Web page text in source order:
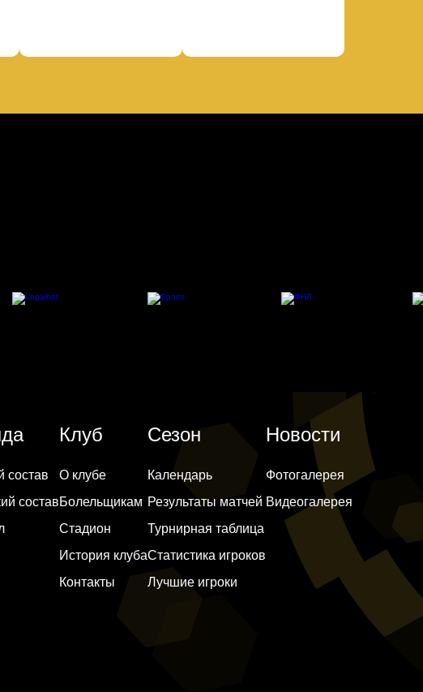
состав
состав
Клуб
О клубе
Болельщикам
Стадион
История клуба
Контакты
Сезон
Календарь
Результаты матчей
Турнирная таблица
Статистика игроков
Лучшие игроки
Новости
Фотогалерея
Видеогалерея